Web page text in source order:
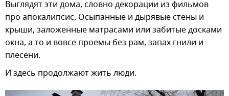
Выглядят эти дома, словно декорации из фильмов
про апокалипсис. Осыпанные и дырявые стены и
крыши, заложенные матрасами или забитые досками
окна, а то и вовсе проемы без рам, запах гнили и
плесени.
И здесь продолжают жить люди.